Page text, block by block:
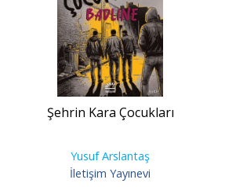
Şehrin Kara Çocukları
Yusuf Arslantaş
İletişim Yayınevi